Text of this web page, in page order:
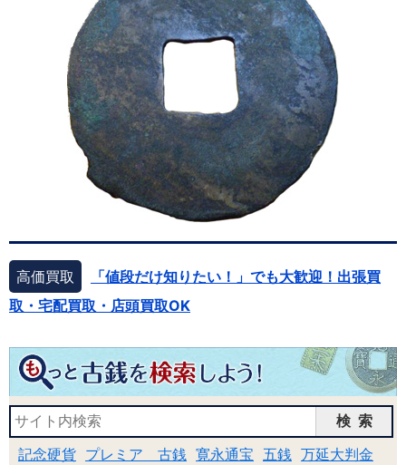
高価買取
「値段だけ知りたい！」でも大歓迎！出張買
取・宅配買取・店頭買取OK
検索
記念硬貨 プレミア 古銭 寛永通宝 五銭 万延大判金